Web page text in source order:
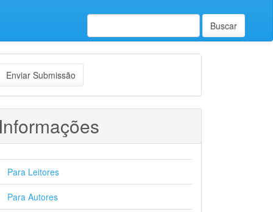
Buscar
Enviar Submissão
Para Leitores
Para Autores